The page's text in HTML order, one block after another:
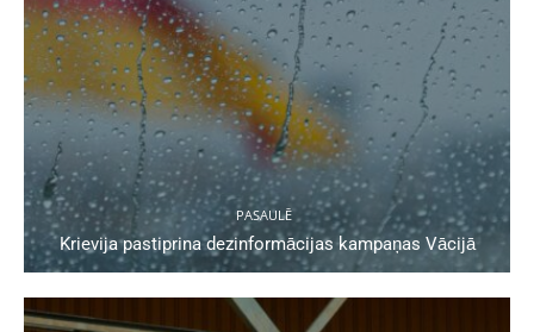
PASAULĒ
Krievija pastiprina dezinformācijas kampaņas Vācijā